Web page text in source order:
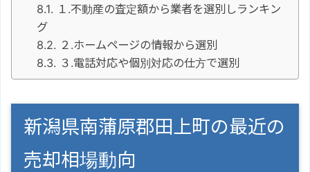
１.不動産の査定額から業者を選別しランキン
グ
２.ホームページの情報から選別
３.電話対応や個別対応の仕方で選別
新潟県南蒲原郡田上町の最近の
売却相場動向